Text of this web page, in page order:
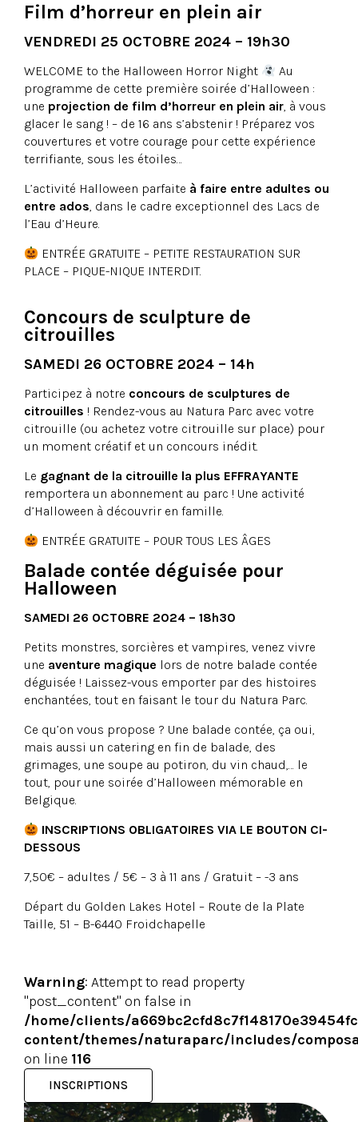
Film d’horreur en plein air
VENDREDI 25 OCTOBRE 2024 – 19h30
WELCOME to the Halloween Horror Night
Au
programme de cette première soirée d’Halloween :
une projection de film d’horreur en plein air, à vous
glacer le sang ! – de 16 ans s’abstenir ! Préparez vos
couvertures et votre courage pour cette expérience
terrifiante, sous les étoiles…
L’activité Halloween parfaite à faire entre adultes ou
entre ados, dans le cadre exceptionnel des Lacs de
l’Eau d’Heure.
ENTRÉE GRATUITE – PETITE RESTAURATION SUR
PLACE – PIQUE-NIQUE INTERDIT.
Concours de sculpture de
citrouilles
SAMEDI 26 OCTOBRE 2024 – 14h
Participez à notre concours de sculptures de
citrouilles ! Rendez-vous au Natura Parc avec votre
citrouille (ou achetez votre citrouille sur place) pour
un moment créatif et un concours inédit.
Le gagnant de la citrouille la plus EFFRAYANTE
remportera un abonnement au parc ! Une activité
d’Halloween à découvrir en famille.
ENTRÉE GRATUITE – POUR TOUS LES ÂGES
Balade contée déguisée pour
Halloween
SAMEDI 26 OCTOBRE 2024 – 18h30
Petits monstres, sorcières et vampires, venez vivre
une aventure magique lors de notre balade contée
déguisée ! Laissez-vous emporter par des histoires
enchantées, tout en faisant le tour du Natura Parc.
Ce qu’on vous propose ? Une balade contée, ça oui,
mais aussi un catering en fin de balade, des
grimages, une soupe au potiron, du vin chaud,… le
tout, pour une soirée d’Halloween mémorable en
Belgique.
INSCRIPTIONS OBLIGATOIRES VIA LE BOUTON CI-
DESSOUS
7,50€ – adultes / 5€ – 3 à 11 ans / Gratuit – -3 ans
Départ du Golden Lakes Hotel – Route de la Plate
Taille, 51 – B-6440 Froidchapelle
Warning: Attempt to read property
"post_content" on false in
/home/clients/
content/themes/naturaparc/includes/
on line 116
INSCRIPTIONS